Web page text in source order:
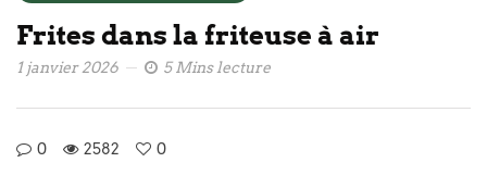
Frites dans la friteuse à air
1 janvier 2026 5 Mins lecture
0 2582 0